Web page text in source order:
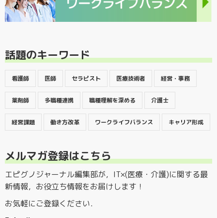
話題のキーワード
看護師 医師 セラピスト 医療技術者 経営・事務
薬剤師 多職種連携 職種理解を深める 介護士
経営課題 働き方改革 ワークライフバランス キャリア形成
メルマガ登録はこちら
エピグノジャーナル編集部が，IT×(医療・介護)に関する最
新情報，お役立ち情報をお届けします！
お気軽にご登録ください．